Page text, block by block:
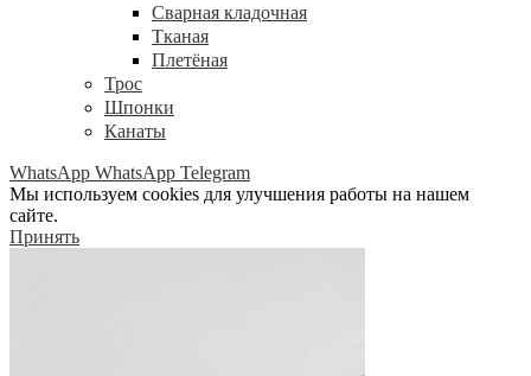
Сварная кладочная
Тканая
Плетёная
Трос
Шпонки
Канаты
WhatsApp WhatsApp Telegram
Мы используем cookies для улучшения работы на нашем
сайте.
Принять